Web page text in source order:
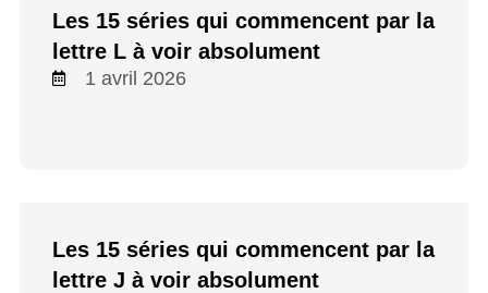
Les 15 séries qui commencent par la
lettre L à voir absolument
1 avril 2026
Les 15 séries qui commencent par la
lettre J à voir absolument